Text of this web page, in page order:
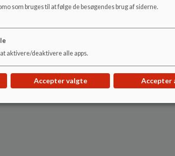
som bruges til at følge de besøgendes brug af siderne.
aktivere/deaktivere alle apps.
Accepter valgte Accepter